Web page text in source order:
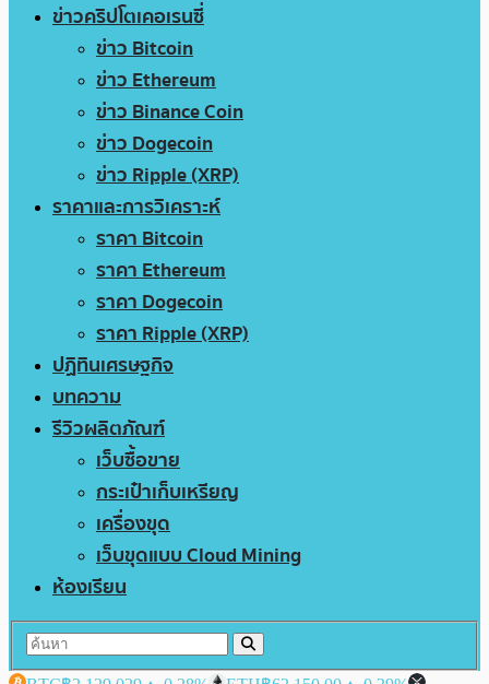
ข่าวคริปโตเคอเรนซี่
ข่าว Bitcoin
ข่าว Ethereum
ข่าว Binance Coin
ข่าว Dogecoin
ข่าว Ripple (XRP)
ราคาและการวิเคราะห์
ราคา Bitcoin
ราคา Ethereum
ราคา Dogecoin
ราคา Ripple (XRP)
ปฏิทินเศรษฐกิจ
บทความ
รีวิวผลิตภัณฑ์
เว็บซื้อขาย
กระเป๋าเก็บเหรียญ
เครื่องขุด
เว็บขุดแบบ Cloud Mining
ห้องเรียน